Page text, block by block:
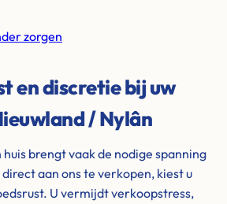
zorgen
en discretie bij uw
/ Nylân
brengt vaak de nodige spanning
aan ons te verkopen, kiest u
U vermijdt verkoopstress,